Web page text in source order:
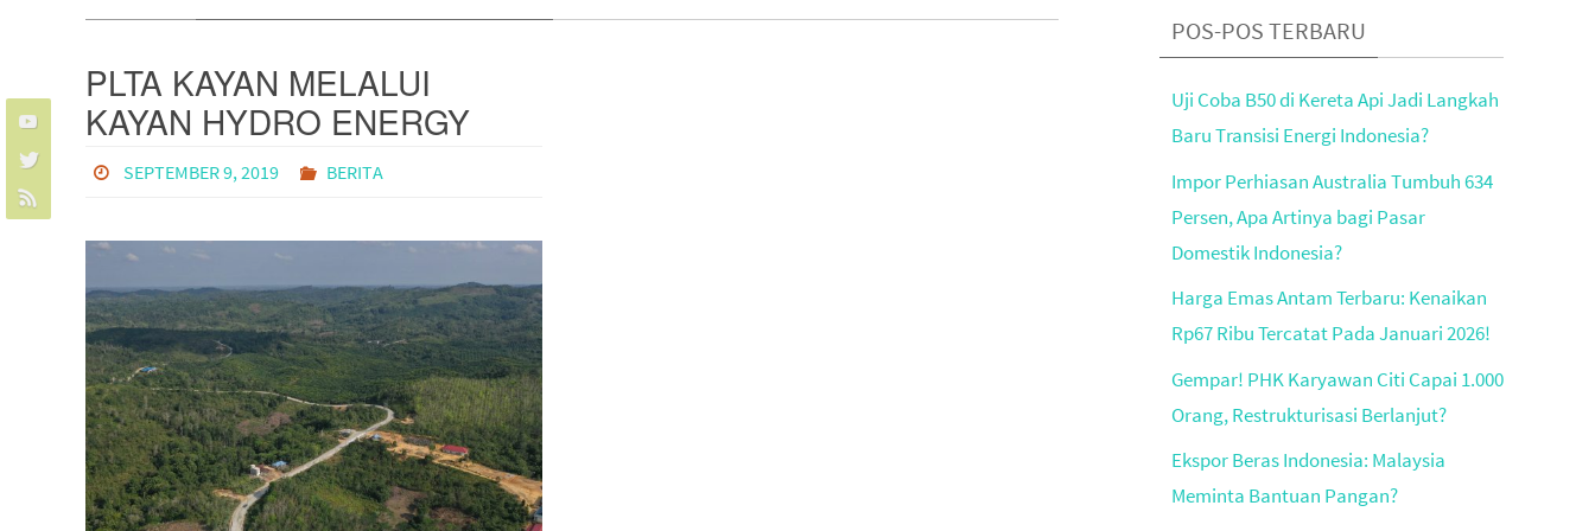
PLTA KAYAN MELALUI
KAYAN HYDRO ENERGY
JALIN KERJA SAMA BISNIS
SEPTEMBER 9, 2019 BERITA
POS-POS TERBARU
Uji Coba B50 di Kereta Api Jadi Langkah
Baru Transisi Energi Indonesia?
Impor Perhiasan Australia Tumbuh 634
Persen, Apa Artinya bagi Pasar
Domestik Indonesia?
Harga Emas Antam Terbaru: Kenaikan
Rp67 Ribu Tercatat Pada Januari 2026!
Gempar! PHK Karyawan Citi Capai 1.000
Orang, Restrukturisasi Berlanjut?
Ekspor Beras Indonesia: Malaysia
Meminta Bantuan Pangan?